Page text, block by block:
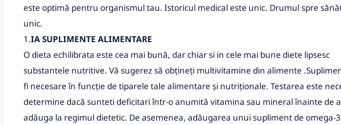
este optimă pentru organismul tau. Istoricul medical este unic. Drumul spre
unic.
1.IA SUPLIMENTE ALIMENTARE
O dieta echilibrata este cea mai bună, dar chiar si in cele mai bune diete lipsesc
substantele nutritive. Vă sugerez să obțineți multivitamine din alimente
fi necesare în funcție de tiparele tale alimentare și nutriționale. Testarea este
determine dacă sunteti deficitari într-o anumită vitamina sau mineral înainte de
adăuga la regimul dietetic. De asemenea, adăugarea unui supliment de omega-